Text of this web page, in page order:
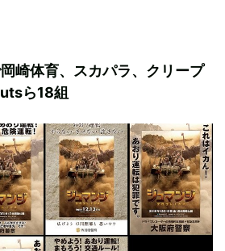
崎体育、スカパラ、クリープ
ら18組